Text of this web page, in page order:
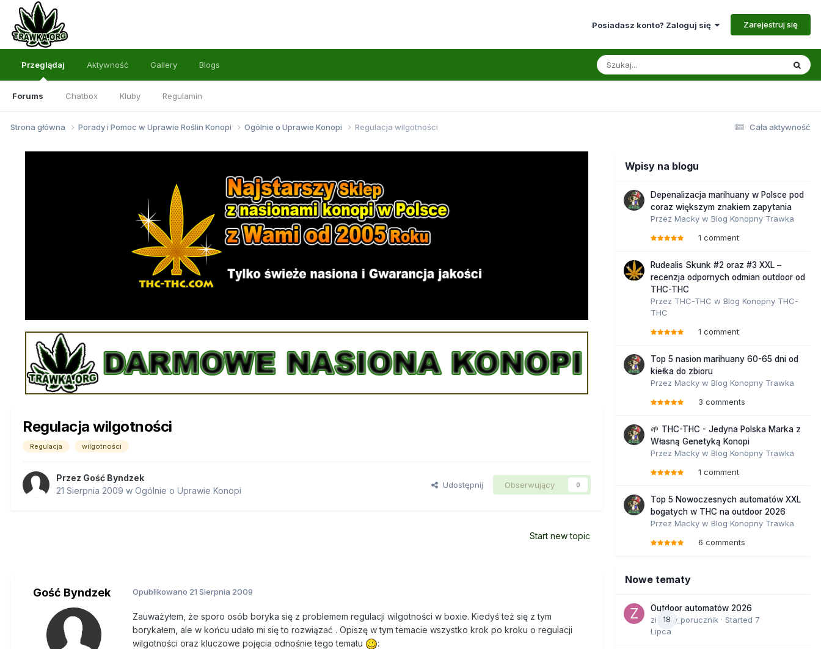
Posiadasz konto? Zaloguj się Zarejestruj się
Przeglądaj
Forums Chatbox Kluby Regulamin
Aktywność Gallery Blogs
Cała aktywność
Strona główna Porady i Pomoc w Uprawie Roślin Konopi Ogólnie o Uprawie Konopi Regulacja wilgotności
Regulacja wilgotności
Regulacja wilgotności
Przez Gość Byndzek
21 Sierpnia 2009 w Ogólnie o Uprawie Konopi
Udostępnij Obserwujący 0
Start new topic
Gość Byndzek Opublikowano 21 Sierpnia 2009
Zauważyłem, że sporo osób boryka się z problemem regulacji wilgotności w boxie. Kiedyś też się z tym
borykałem, ale w końcu udało mi się to rozwiązać . Opiszę w tym temacie wszystko krok po kroku o regulacji
wilgotności oraz kluczowe pojęcia odnośnie tego tematu
:
Wpisy na blogu
Depenalizacja marihuany w Polsce pod
coraz większym znakiem zapytania
Przez Macky w Blog Konopny Trawka
1 comment
Rudealis Skunk #2 oraz #3 XXL –
recenzja odpornych odmian outdoor od
THC-THC
Przez THC-THC w Blog Konopny THC-
THC
1 comment
Top 5 nasion marihuany 60-65 dni od
kiełka do zbioru
Przez Macky w Blog Konopny Trawka
3 comments
🌱 THC-THC - Jedyna Polska Marka z
Własną Genetyką Konopi
Przez Macky w Blog Konopny Trawka
1 comment
Top 5 Nowoczesnych automatów XXL
bogatych w THC na outdoor 2026
Przez Macky w Blog Konopny Trawka
6 comments
Nowe tematy
18
Outdoor automatów 2026
zielony_porucznik · Started 7
Lipca